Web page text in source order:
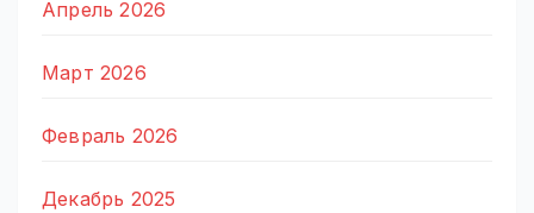
Апрель 2026
Март 2026
Февраль 2026
Декабрь 2025